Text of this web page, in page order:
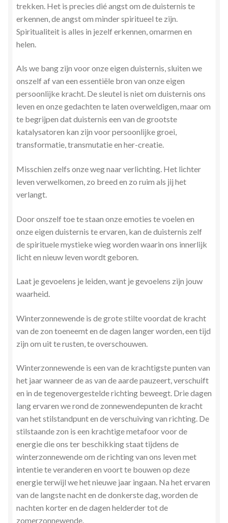
trekken. Het is precies dié angst om de duisternis te
erkennen, de angst om minder spiritueel te zijn.
Spiritualiteit is alles in jezelf erkennen, omarmen en
helen.
Als we bang zijn voor onze eigen duisternis, sluiten we
onszelf af van een essentiële bron van onze eigen
persoonlijke kracht. De sleutel is niet om duisternis ons
leven en onze gedachten te laten overweldigen, maar om
te begrijpen dat duisternis een van de grootste
katalysatoren kan zijn voor persoonlijke groei,
transformatie, transmutatie en her-creatie.
Misschien zelfs onze weg naar verlichting. Het lichter
leven verwelkomen, zo breed en zo ruim als jij het
verlangt.
Door onszelf toe te staan onze emoties te voelen en
onze eigen duisternis te ervaren, kan de duisternis zelf
de spirituele mystieke wieg worden waarin ons innerlijk
licht en nieuw leven wordt geboren.
Laat je gevoelens je leiden, want je gevoelens zijn jouw
waarheid.
Winterzonnewende is de grote stilte voordat de kracht
van de zon toeneemt en de dagen langer worden, een tijd
zijn om uit te rusten, te overschouwen.
Winterzonnewende is een van de krachtigste punten van
het jaar wanneer de as van de aarde pauzeert, verschuift
en in de tegenovergestelde richting beweegt. Drie dagen
lang ervaren we rond de zonnewendepunten de kracht
van het stilstandpunt en de verschuiving van richting. De
stilstaande zon is een krachtige metafoor voor de
energie die ons ter beschikking staat tijdens de
winterzonnewende om de richting van ons leven met
intentie te veranderen en voort te bouwen op deze
energie terwijl we het nieuwe jaar ingaan. Na het ervaren
van de langste nacht en de donkerste dag, worden de
nachten korter en de dagen helderder tot de
zomerzonnewende.